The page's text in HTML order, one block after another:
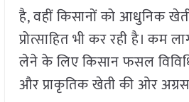
है, वहीं किसानों को आधुनिक
प्रोत्साहित भी कर रही है। कम
लेने के लिए किसान फसल
और प्राकृतिक खेती की ओर